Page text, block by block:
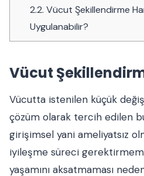
2.2. Vücut Şekillendirme
Uygulanabilir?
Vücut
Vücutta istenilen küçük
çözüm olarak tercih edilen
girişimsel yani ameliyatsız
iyileşme süreci
yaşamını aksatmaması